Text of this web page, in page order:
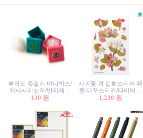
부직포 쥬얼리 미니박스/
악세사리상자/반지케이
스/반지상자/귀걸이상자/
130 원
사과꽃 외 압화스티커 40
종/다꾸스티커/다이어리
꾸미기/꽃스티커/자연물
1,230 원